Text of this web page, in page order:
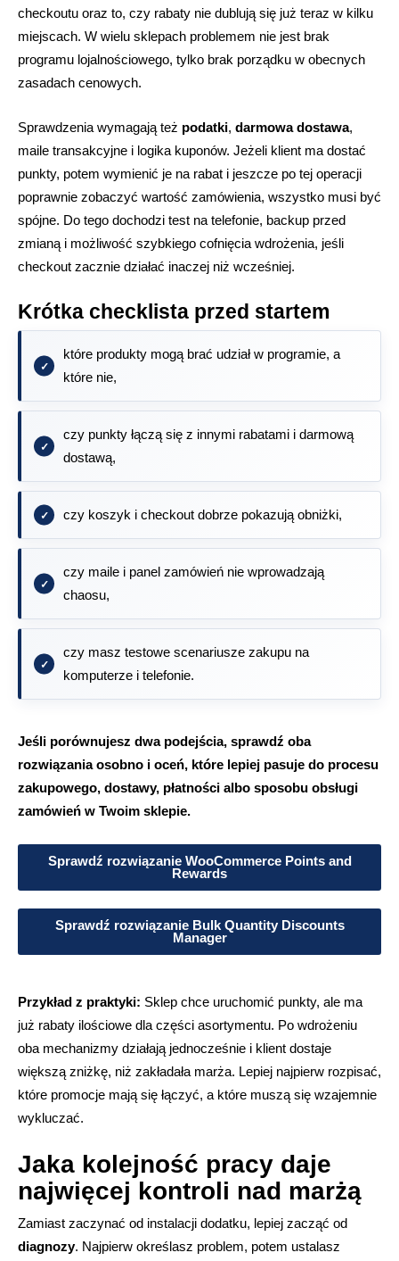
checkoutu oraz to, czy rabaty nie dublują się już teraz w kilku
miejscach. W wielu sklepach problemem nie jest brak
programu lojalnościowego, tylko brak porządku w obecnych
zasadach cenowych.
Sprawdzenia wymagają też podatki, darmowa dostawa,
maile transakcyjne i logika kuponów. Jeżeli klient ma dostać
punkty, potem wymienić je na rabat i jeszcze po tej operacji
poprawnie zobaczyć wartość zamówienia, wszystko musi być
spójne. Do tego dochodzi test na telefonie, backup przed
zmianą i możliwość szybkiego cofnięcia wdrożenia, jeśli
checkout zacznie działać inaczej niż wcześniej.
Krótka checklista przed startem
które produkty mogą brać udział w programie, a
które nie,
czy punkty łączą się z innymi rabatami i darmową
dostawą,
czy koszyk i checkout dobrze pokazują obniżki,
czy maile i panel zamówień nie wprowadzają
chaosu,
czy masz testowe scenariusze zakupu na
komputerze i telefonie.
Jeśli porównujesz dwa podejścia, sprawdź oba
rozwiązania osobno i oceń, które lepiej pasuje do procesu
zakupowego, dostawy, płatności albo sposobu obsługi
zamówień w Twoim sklepie.
Sprawdź rozwiązanie WooCommerce Points and
Rewards
Sprawdź rozwiązanie Bulk Quantity Discounts
Manager
Przykład z praktyki: Sklep chce uruchomić punkty, ale ma
już rabaty ilościowe dla części asortymentu. Po wdrożeniu
oba mechanizmy działają jednocześnie i klient dostaje
większą zniżkę, niż zakładała marża. Lepiej najpierw rozpisać,
które promocje mają się łączyć, a które muszą się wzajemnie
wykluczać.
Jaka kolejność pracy daje
najwięcej kontroli nad marżą
Zamiast zaczynać od instalacji dodatku, lepiej zacząć od
diagnozy. Najpierw określasz problem, potem ustalasz